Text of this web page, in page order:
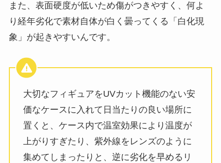
また、表面硬度が低いため傷がつきやすく、何よ
り経年劣化で素材自体が白く曇ってくる「白化現
象」が起きやすいんです。
大切なフィギュアをUVカット機能のない安
価なケースに入れて日当たりの良い場所に
置くと、ケース内で温室効果により温度が
上がりすぎたり、紫外線をレンズのように
集めてしまったりと、逆に劣化を早めるリ